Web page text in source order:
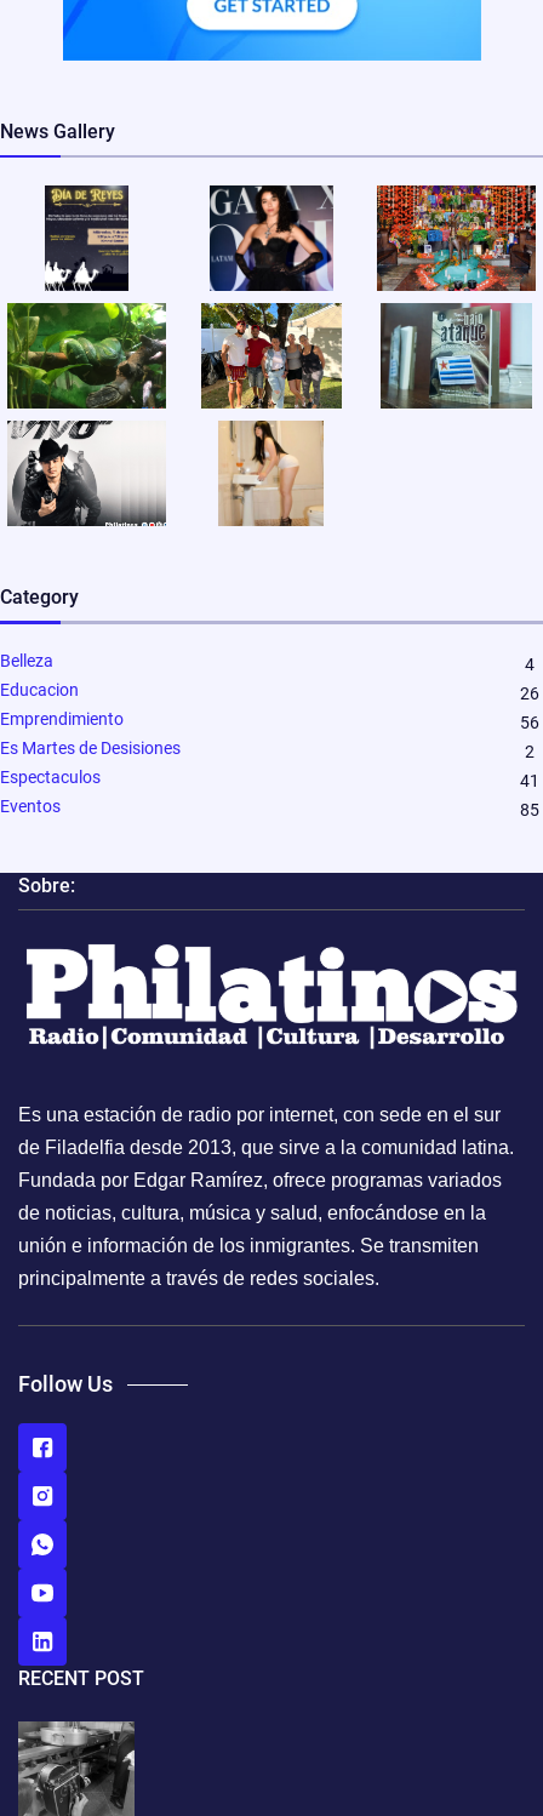
News Gallery
Category
Belleza
4
Educacion
26
Emprendimiento
56
Es Martes de Desisiones
2
Espectaculos
41
Eventos
85
Sobre:
Es una estación de radio por internet, con sede en el sur
de Filadelfia desde 2013, que sirve a la comunidad latina.
Fundada por Edgar Ramírez, ofrece programas variados
de noticias, cultura, música y salud, enfocándose en la
unión e información de los inmigrantes. Se transmiten
principalmente a través de redes sociales.
Follow Us
RECENT POST